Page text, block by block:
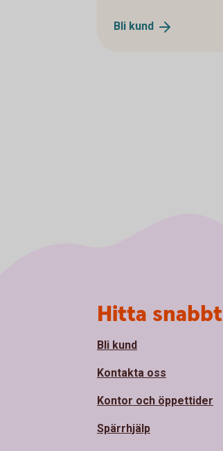
Bli kund
Hitta snabbt
Bli kund
Kontakta oss
Kontor och öppettider
Spärrhjälp